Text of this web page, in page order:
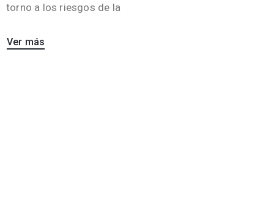
torno a los riesgos de la
Ver más